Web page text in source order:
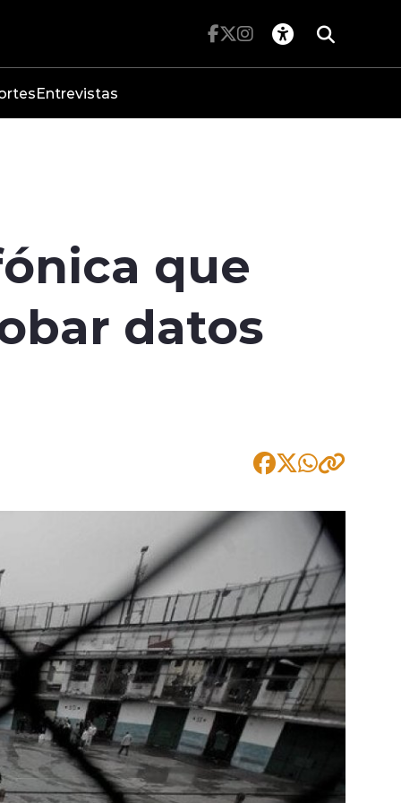
Entrevistas
que
datos